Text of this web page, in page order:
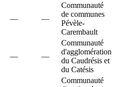
— —
Communauté
de communes
Pévèle-
Carembault
— —
Communauté
d'agglomération
du Caudrésis et
du Catésis
Communauté